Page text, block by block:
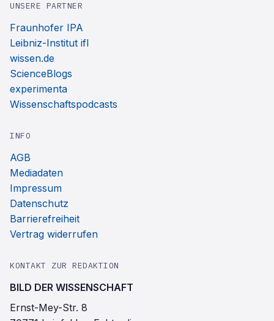
UNSERE PARTNER
Fraunhofer IPA
Leibniz-Institut ifl
wissen.de
ScienceBlogs
experimenta
Wissenschaftspodcasts
INFO
AGB
Mediadaten
Impressum
Datenschutz
Barrierefreiheit
Vertrag widerrufen
KONTAKT ZUR REDAKTION
BILD DER WISSENSCHAFT
Ernst-Mey-Str. 8